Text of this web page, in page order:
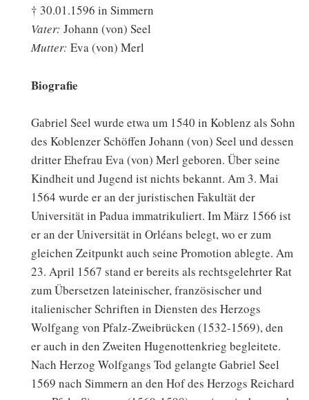
† 30.01.1596 in Simmern
Vater: Johann (von) Seel
Mutter: Eva (von) Merl
Biografie
Gabriel Seel wurde etwa um 1540 in Koblenz als Sohn
des Koblenzer Schöffen Johann (von) Seel und dessen
dritter Ehefrau Eva (von) Merl geboren. Über seine
Kindheit und Jugend ist nichts bekannt. Am 3. Mai
1564 wurde er an der juristischen Fakultät der
Universität in Padua immatrikuliert. Im März 1566 ist
er an der Universität in Orléans belegt, wo er zum
gleichen Zeitpunkt auch seine Promotion ablegte. Am
23. April 1567 stand er bereits als rechtsgelehrter Rat
zum Übersetzen lateinischer, französischer und
italienischer Schriften in Diensten des Herzogs
Wolfgang von Pfalz-Zweibrücken (1532-1569), den
er auch in den Zweiten Hugenottenkrieg begleitete.
Nach Herzog Wolfgangs Tod gelangte Gabriel Seel
1569 nach Simmern an den Hof des Herzogs Reichard